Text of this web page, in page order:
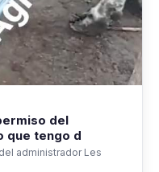
del
que tengo d
administrador Les